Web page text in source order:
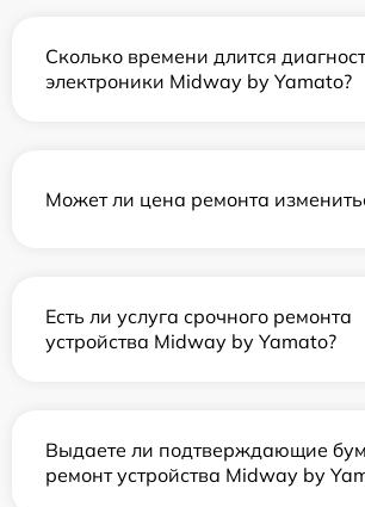
Сколько времени длится
электроники Midway by Yamato?
Может ли цена ремонта
Есть ли услуга срочного ремонта
устройства Midway by Yamato?
Выдаете ли подтверждающие
ремонт устройства Midway by